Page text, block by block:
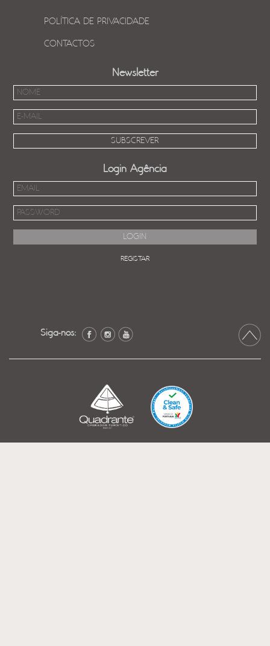
POLÍTICA DE PRIVACIDADE
CONTACTOS
Newsletter
Login Agência
REGISTAR
Siga-nos: